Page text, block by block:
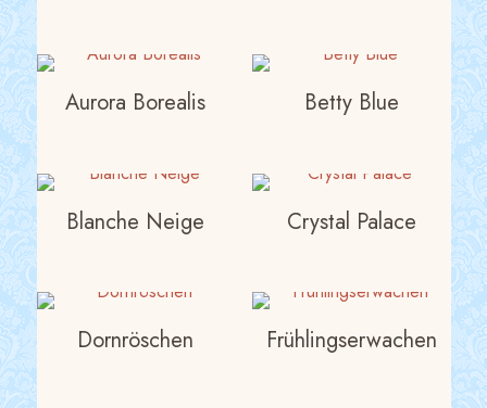
Aurora Borealis Betty Blue
Blanche Neige Crystal Palace
Dornröschen Frühlingserwachen